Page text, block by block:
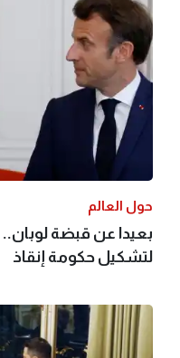
حول العالم
بعيدا عن قبضة
لتشكيل حكومة إنقاذ